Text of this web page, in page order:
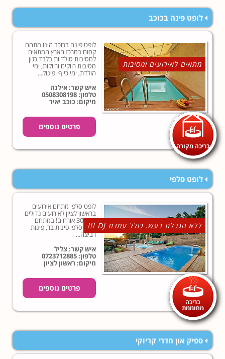
לופט פינה בכוכב
מתאים לאירועים ומסיבות
בריכה מקורה
לופט פינה בכוכב הינו מתחם
קסום במרכז הארץ המתאים
למסיבות סולדיות בלבד כגון
מסיבות רווקים ורווקות, ימי
הולדת, ימי כייף ופינוק...
איש קשר: אילנה
טלפון:0508308198
מיקום: כוכב יאיר
פרטים נוספים
לופט סלפי
ללא הגבלת רעש. כולל עמדת DJ !!!
בריכה
מחוממת
לופט סלפי מתחם אירועים
בראשון לציון לאירועים גדולים
עד 300 אורחים! במתחם
לופט סלפי פינות בר, פינות
רביצה...
איש קשר: צליל
טלפון:0723712885
מיקום: ראשון לציון
פרטים נוספים
ספיק און חדרי קריוקי